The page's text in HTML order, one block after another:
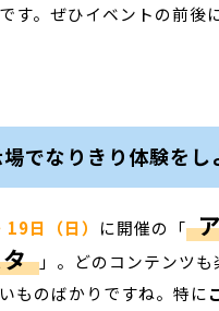
す。ぜひイベントの前後
でなりきり体験を
日（日） に開催の「
」。どのコンテンツも
ものばかりですね。特に